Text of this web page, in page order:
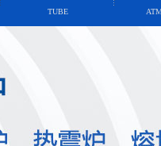
TUBE